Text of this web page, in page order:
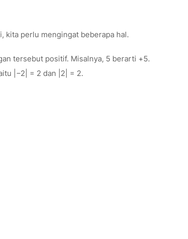
kita perlu mengingat beberapa hal.
tersebut positif. Misalnya, 5 berarti +5.
|−2| = 2 dan |2| = 2.